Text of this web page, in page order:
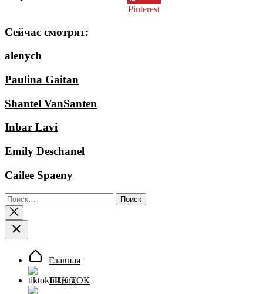
Pinterest
Сейчас смотрят:
alenych
Paulina Gaitan
Shantel VanSanten
Inbar Lavi
Emily Deschanel
Cailee Spaeny
Найти:
Главная
ТИК ТОК